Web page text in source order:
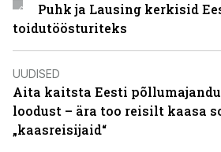
Puhk ja Lausing kerkisid
toidutöösturiteks
UUDISED
Aita kaitsta Eesti
loodust – ära too reisilt kaasa
„kaasreisijaid“